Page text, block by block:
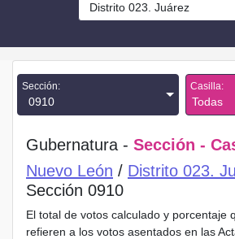
Distrito 023. Juárez
Sección:
0910
Casilla:
Todas
Gubernatura - Sección -
Nuevo León / Distrito 023.
Sección 0910
El total de votos calculado y porcentaje
refieren a los votos asentados en las